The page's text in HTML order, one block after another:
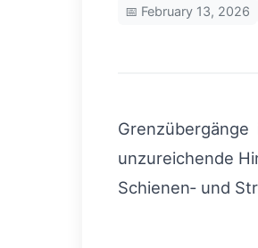
📅 February 13, 2026
unzureichende
Schienen‑ und